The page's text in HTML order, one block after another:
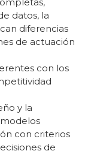
datos, la
diferencias
de actuación
con los
y la
con criterios
de